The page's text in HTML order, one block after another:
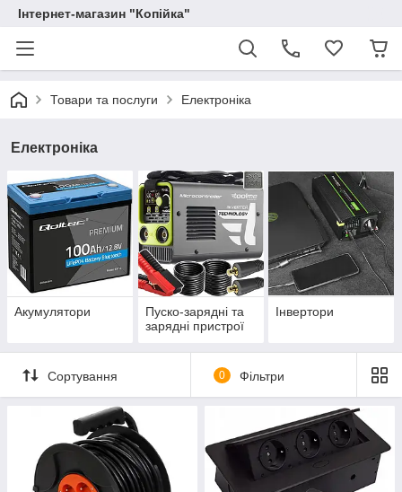
Інтернет-магазин "Копійка"
Товари та послуги Електроніка
Електроніка
Акумулятори
Пуско-зарядні та
зарядні пристрої
Інвертори
Сортування 0 Фільтри